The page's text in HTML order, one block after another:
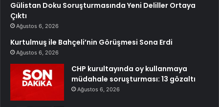
Gülistan Doku Soruşturmasında Yeni Deliller Ortaya
Çıktı
Ağustos 6, 2026
Kurtulmuş ile Bahçeli’nin Görüşmesi Sona Erdi
Ağustos 6, 2026
CHP kurultayında oy kullanmaya
müdahale soruşturması: 13 gözaltı
Ağustos 6, 2026